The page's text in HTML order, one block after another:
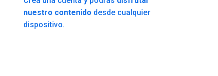
nuestro contenido desde cualquier
dispositivo.